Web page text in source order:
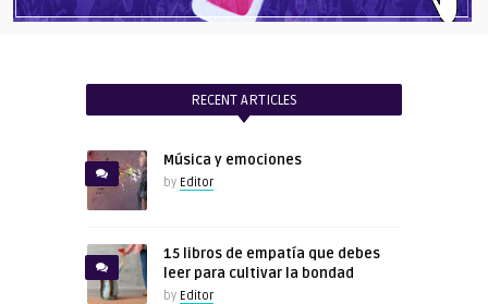
RECENT ARTICLES
Música y emociones
by Editor
15 libros de empatía que debes
leer para cultivar la bondad
by Editor